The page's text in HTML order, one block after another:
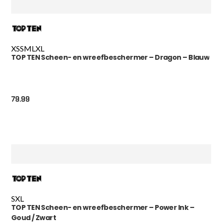
XSSMLXL
TOP TEN Scheen- en wreefbeschermer – Dragon – Blauw
79.99
SXL
TOP TEN Scheen- en wreefbeschermer – Power Ink –
Goud / Zwart